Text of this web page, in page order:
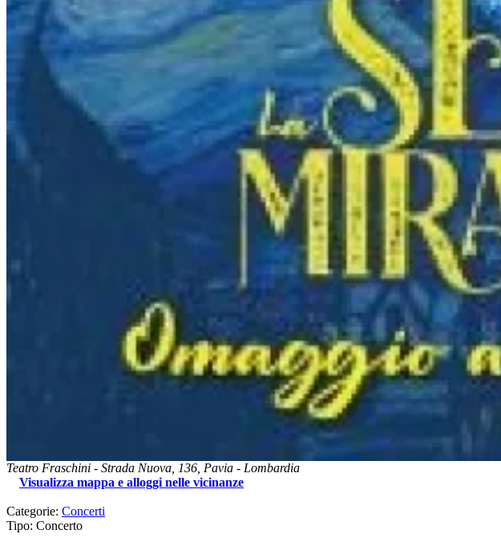
Teatro Fraschini - Strada Nuova, 136, Pavia - Lombardia
Visualizza mappa e alloggi nelle vicinanze
Categorie: Concerti
Tipo: Concerto